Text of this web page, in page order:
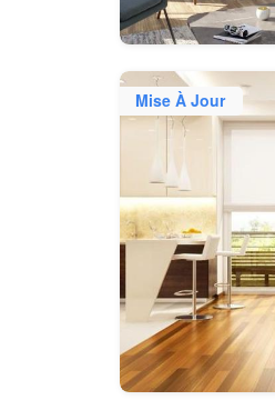
Mise À Jour